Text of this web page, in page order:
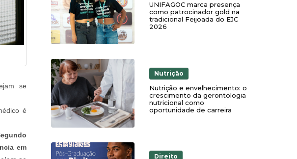
se
é
em
UNIFAGOC marca presença
como patrocinador gold na
tradicional Feijoada do EJC
2026
Nutrição
Nutrição e envelhecimento: o
crescimento da gerontologia
nutricional como
oportunidade de carreira
Direito